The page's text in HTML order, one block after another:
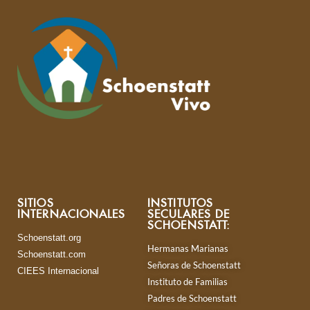
SITIOS
INTERNACIONALES
Schoenstatt.org
Schoenstatt.com
CIEES Internacional
INSTITUTOS
SECULARES DE
SCHOENSTATT:
Hermanas Marianas
Señoras de Schoenstatt
Instituto de Familias
Padres de Schoenstatt